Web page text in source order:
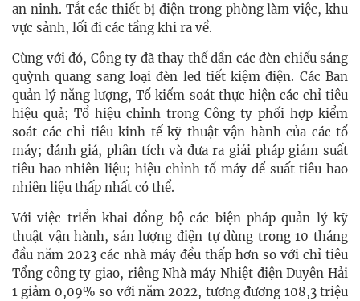
an ninh. Tắt các thiết bị điện trong phòng làm việc, khu
vực sảnh, lối đi các tầng khi ra về.
Cùng với đó, Công ty đã thay thế dần các đèn chiếu sáng
quỳnh quang sang loại đèn led tiết kiệm điện. Các Ban
quản lý năng lượng, Tổ kiểm soát thực hiện các chỉ tiêu
hiệu quả; Tổ hiệu chỉnh trong Công ty phối hợp kiểm
soát các chỉ tiêu kinh tế kỹ thuật vận hành của các tổ
máy; đánh giá, phân tích và đưa ra giải pháp giảm suất
tiêu hao nhiên liệu; hiệu chỉnh tổ máy để suất tiêu hao
nhiên liệu thấp nhất có thể.
Với việc triển khai đồng bộ các biện pháp quản lý kỹ
thuật vận hành, sản lượng điện tự dùng trong 10 tháng
đầu năm 2023 các nhà máy đều thấp hơn so với chỉ tiêu
Tổng công ty giao, riêng Nhà máy Nhiệt điện Duyên Hải
1 giảm 0,09% so với năm 2022, tương đương 108,3 triệu